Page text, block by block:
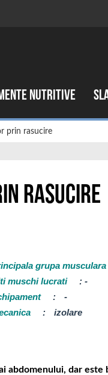
nutritive
prin rasucire
rasucire
grupa
muschi lucrati
:-
:
-
: izolare
abdomenului, dar